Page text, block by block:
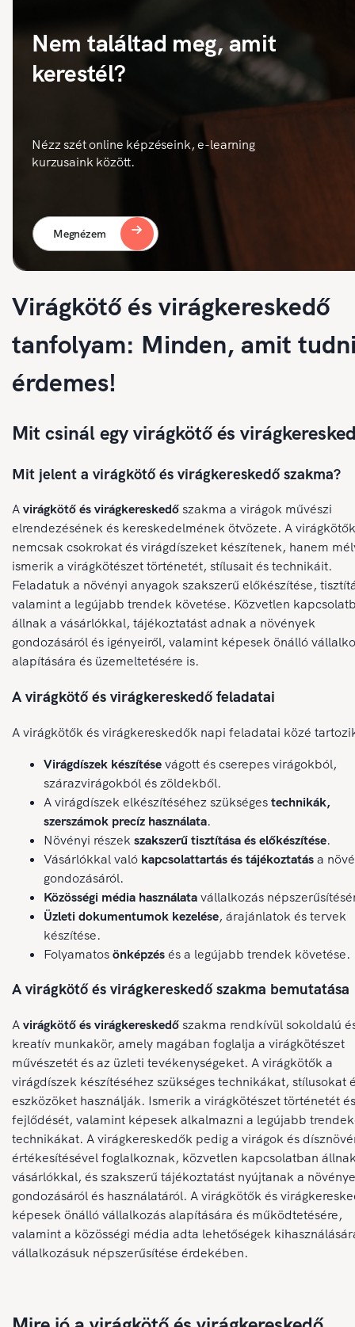
Nem találtad meg, amit
kerestél?
Nézz szét online képzéseink, e-learning
kurzusaink között.
Megnézem
Virágkötő és virágkereskedő
tanfolyam: Minden, amit
érdemes!
Mit csinál egy virágkötő és
Mit jelent a virágkötő és virágkereskedő szakma?
Avirágkötő és virágkereskedőszakma a virágok művészi
elrendezésének és kereskedelmének ötvözete. A virágkötők
nemcsak csokrokat és virágdíszeket készítenek, hanem
ismerik a virágkötészet történetét, stílusait és technikáit.
Feladatuk a növényi anyagok szakszerű előkészítése,
valamint a legújabb trendek követése. Közvetlen
állnak a vásárlókkal, tájékoztatást adnak a növények
gondozásáról és igényeiről, valamint képesek önálló
alapítására és üzemeltetésére is.
A virágkötő és virágkereskedő feladatai
A virágkötők és virágkereskedők napi feladatai közé
Virágdíszek készítésevágott és cserepes virágokból,
szárazvirágokból és zöldekből.
A virágdíszek elkészítéséhez szükségestechnikák,
szerszámok precíz használata.
Növényi részekszakszerű tisztítása és előkészítése.
Vásárlókkal való kapcsolattartás és tájékoztatása
gondozásáról.
Közösségi média használatavállalkozás
Üzleti dokumentumok kezelése, árajánlatok és tervek
készítése.
Folyamatosönképzésés a legújabb trendek követése.
A virágkötő és virágkereskedő szakma bemutatása
Avirágkötő és virágkereskedőszakma rendkívül sokoldalú
kreatív munkakör, amely magában foglalja a virágkötészet
művészetét és az üzleti tevékenységeket. A virágkötők a
virágdíszek készítéséhez szükséges technikákat, stílusokat
eszközöket használják. Ismerik a virágkötészet történetét és
fejlődését, valamint képesek alkalmazni a legújabb
technikákat. A virágkereskedők pedig a virágok és
értékesítésével foglalkoznak, közvetlen kapcsolatban
vásárlókkal, és szakszerű tájékoztatást nyújtanak a
gondozásáról és használatáról. A virágkötők és
képesek önálló vállalkozás alapítására és működtetésére,
valamint a közösségi média adta lehetőségek
vállalkozásuk népszerűsítése érdekében.